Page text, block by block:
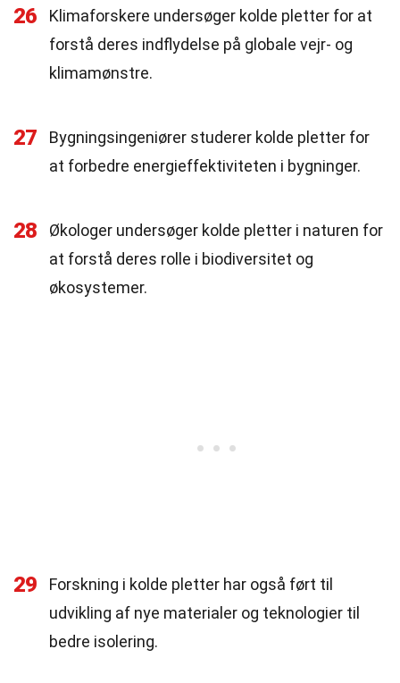
26
Klimaforskere undersøger kolde pletter for at
forstå deres indflydelse på globale vejr- og
klimamønstre.
27
Bygningsingeniører studerer kolde pletter for
at forbedre energieffektiviteten i bygninger.
28
Økologer undersøger kolde pletter i naturen for
at forstå deres rolle i biodiversitet og
økosystemer.
29
Forskning i kolde pletter har også ført til
udvikling af nye materialer og teknologier til
bedre isolering.